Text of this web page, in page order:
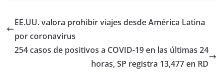
EE.UU. valora prohibir viajes desde América Latina
por coronavirus
254 casos de positivos a COVID-19 en las últimas 24
horas, SP registra 13,477 en RD